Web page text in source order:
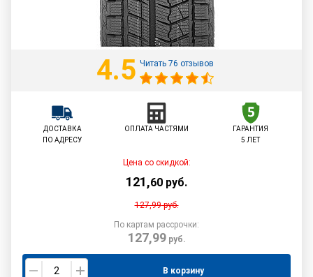
4.5 Читать 76 отзывов
ДОСТАВКА
ПО АДРЕСУ
ОПЛАТА ЧАСТЯМИ
ГАРАНТИЯ
5 ЛЕТ
Цена со скидкой:
121,60 руб.
127,99руб.
По картам рассрочки:
127,99руб.
В корзину